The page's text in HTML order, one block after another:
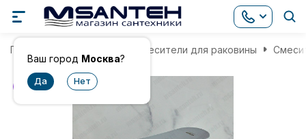
Ваш город Москва?
Главная Смесители для раковины
хит